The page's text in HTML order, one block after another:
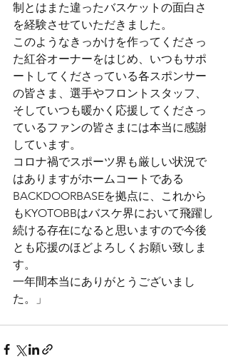
制とはまた違ったバスケットの面白さ
を経験させていただきました。
このようなきっかけを作ってくださっ
た紅谷オーナーをはじめ、いつもサポ
ートしてくださっている各スポンサー
の皆さま、選手やフロントスタッフ、
そしていつも暖かく応援してくださっ
ているファンの皆さまには本当に感謝
しています。
コロナ禍でスポーツ界も厳しい状況で
はありますがホームコートである
BACKDOORBASEを拠点に、これから
もKYOTOBBはバスケ界において飛躍し
続ける存在になると思いますので今後
とも応援のほどよろしくお願い致しま
す。
一年間本当にありがとうございまし
た。」